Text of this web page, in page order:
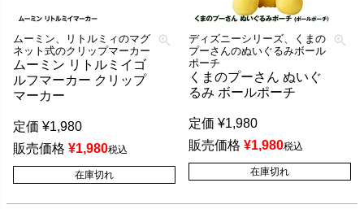
ムーミン、リトルミィのマグ
ネット式のクリップマーカー
ムーミン リトルミイゴ
ルフマーカー クリップ
マーカー
定価 ¥1,980
販売価格 ¥1,980税込
在庫切れ
ディズニーシリーズ、くまの
プーさんのぬいぐるみボール
ポーチ
くまのプーさん ぬいぐ
るみ ボールポーチ
定価 ¥1,980
販売価格 ¥1,980税込
在庫切れ